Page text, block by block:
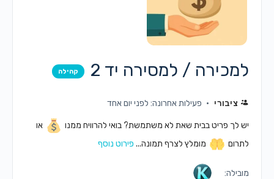
למכירה / למסירה יד 2 קהילה
ציבורי פעילות אחרונה: לפני יום אחד
יש לך פריט בבית שאת לא משתמשת? בואי להרוויח ממנו
או
לתרום
מומלץ לצרף תמונה...פירוט נוסף
מובילה: